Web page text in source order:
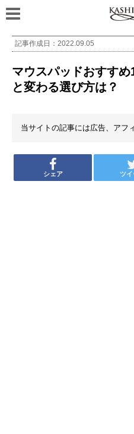
記事作成日： 2022.09.05
マウスパッドおすす
と変わる選び方は？
当サイトの記事には広告、アフ
シェア ツイ